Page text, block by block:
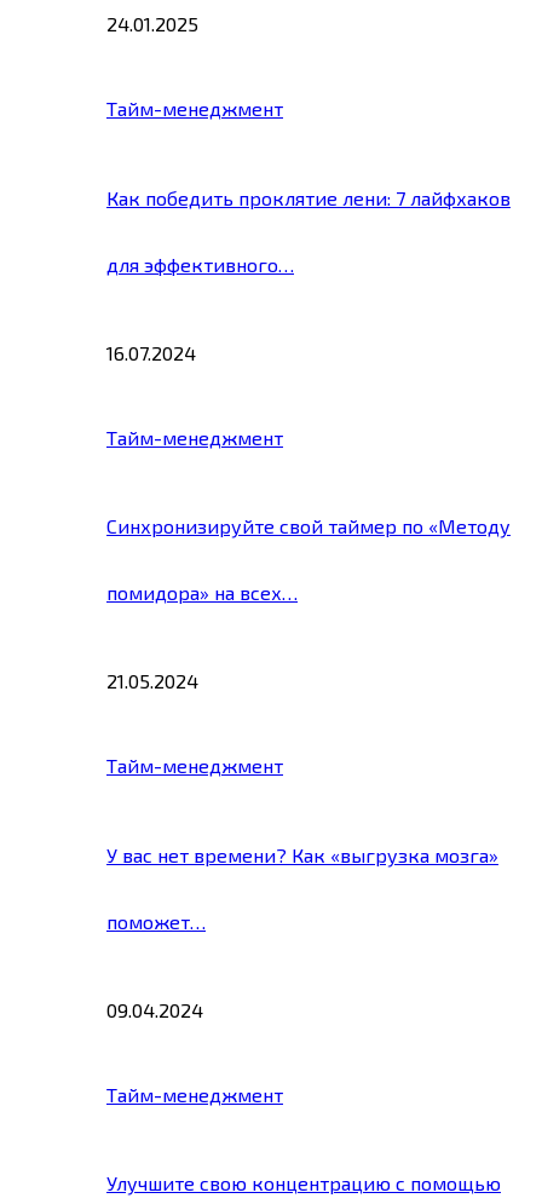
24.01.2025
Тайм-менеджмент
Как победить проклятие лени: 7 лайфхаков
для эффективного…
16.07.2024
Тайм-менеджмент
Синхронизируйте свой таймер по «Методу
помидора» на всех…
21.05.2024
Тайм-менеджмент
У вас нет времени? Как «выгрузка мозга»
поможет…
09.04.2024
Тайм-менеджмент
Улучшите свою концентрацию с помощью